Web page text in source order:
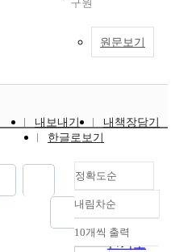
구원
원문보기
내보내기
내책장담기
한글로보기
정확도순
정확도
순
인기도
내림차순
내림차순
10개씩 출력